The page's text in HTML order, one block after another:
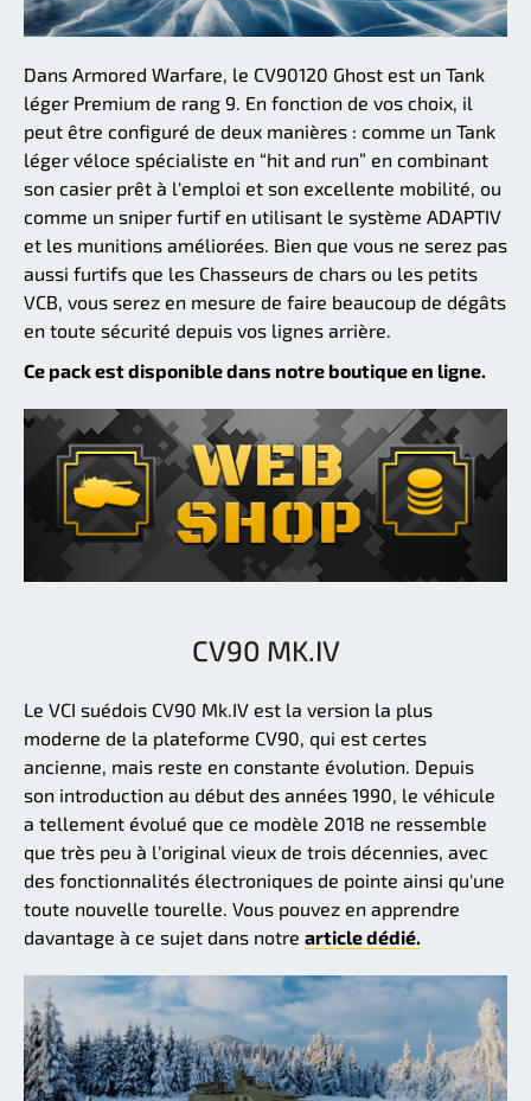
Dans Armored Warfare, le CV90120 Ghost est un Tank
léger Premium de rang 9. En fonction de vos choix, il
peut être configuré de deux manières : comme un Tank
léger véloce spécialiste en “hit and run” en combinant
son casier prêt à l'emploi et son excellente mobilité, ou
comme un sniper furtif en utilisant le système ADAPTIV
et les munitions améliorées. Bien que vous ne serez pas
aussi furtifs que les Chasseurs de chars ou les petits
VCB, vous serez en mesure de faire beaucoup de dégâts
en toute sécurité depuis vos lignes arrière.
Ce pack est disponible dans notre boutique en ligne.
CV90 MK.IV
Le VCI suédois CV90 Mk.IV est la version la plus
moderne de la plateforme CV90, qui est certes
ancienne, mais reste en constante évolution. Depuis
son introduction au début des années 1990, le véhicule
a tellement évolué que ce modèle 2018 ne ressemble
que très peu à l'original vieux de trois décennies, avec
des fonctionnalités électroniques de pointe ainsi qu'une
toute nouvelle tourelle. Vous pouvez en apprendre
davantage à ce sujet dans notre article dédié.